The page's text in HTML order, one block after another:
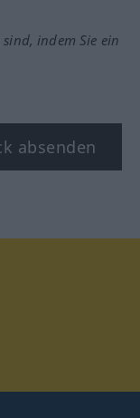
indem Sie ein
absenden